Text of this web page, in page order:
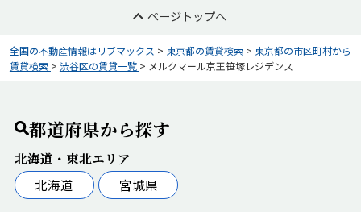
ページトップへ
全国の不動産情報はリブマックス > 東京都の賃貸検索 > 東京都の市区町村から
賃貸検索 > 渋谷区の賃貸一覧 > メルクマール京王笹塚レジデンス
都道府県から探す
北海道・東北エリア
北海道
宮城県